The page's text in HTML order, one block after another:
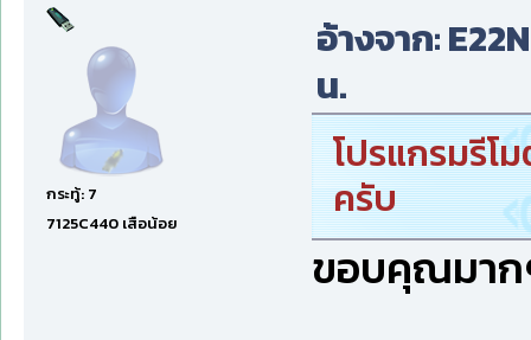
กระทู้: 7
7125C440 เสือน้อย
อ้างจาก:
น.
โปรแกรมรีโ
ครับ
ขอบคุณมา